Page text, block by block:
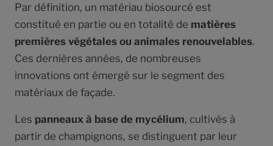
Par définition, un matériau biosourcé est
constitué en partie ou en totalité de matières
premières végétales ou animales renouvelables.
Ces dernières années, de nombreuses
innovations ont émergé sur le segment des
matériaux de façade.
Les panneaux à base de mycélium, cultivés à
partir de champignons, se distinguent par leur